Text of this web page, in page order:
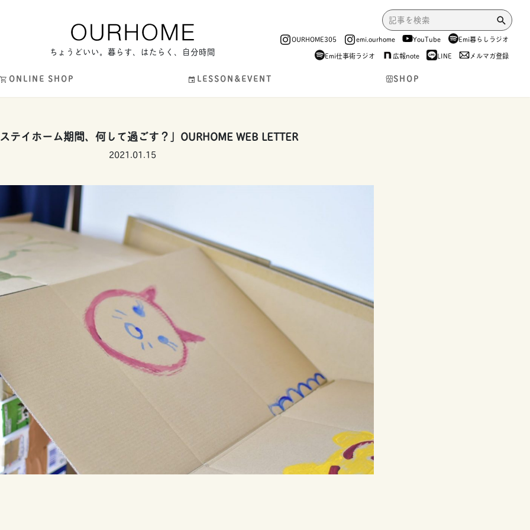
ちょうどいい。暮らす、はたらく、自分時間
OURHOME305 emi.ourhome YouTube
Emi暮らしラジオ
Emi仕事術ラジオ
広報note LINE メルマガ登録
ONLINE SHOP LESSON&EVENT SHOP
テイホーム期間、何して過ごす？」OURHOME WEB LETTER
2021.01.15